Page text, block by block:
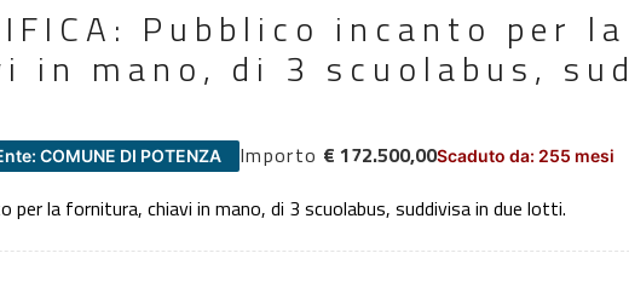
Pubblico incanto per la
in mano, di 3 scuolabus,
COMUNE DI POTENZA Importo € 172.500,00Scaduto da: 255 mesi
per la fornitura, chiavi in mano, di 3 scuolabus, suddivisa in due lotti.